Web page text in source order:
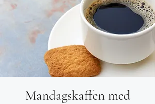
Mandagskaffen med